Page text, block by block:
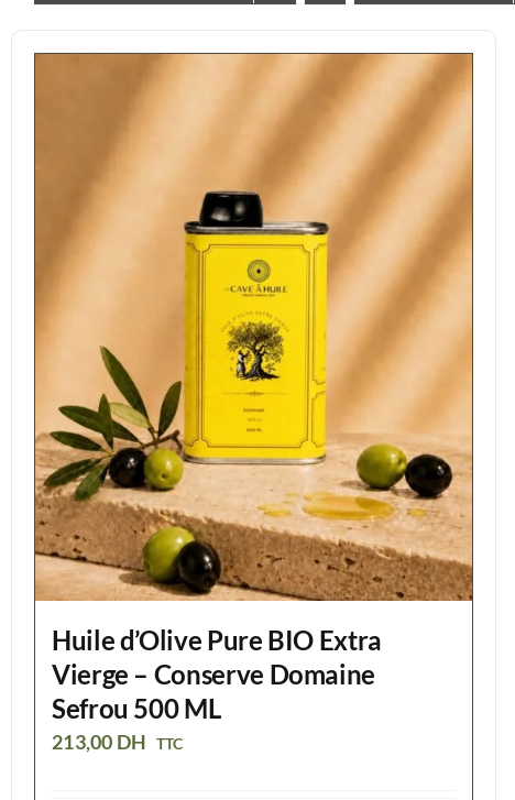
Huile d’Olive Pure BIO Extra
Vierge – Conserve Domaine
Sefrou 500 ML
213,00 DH TTC